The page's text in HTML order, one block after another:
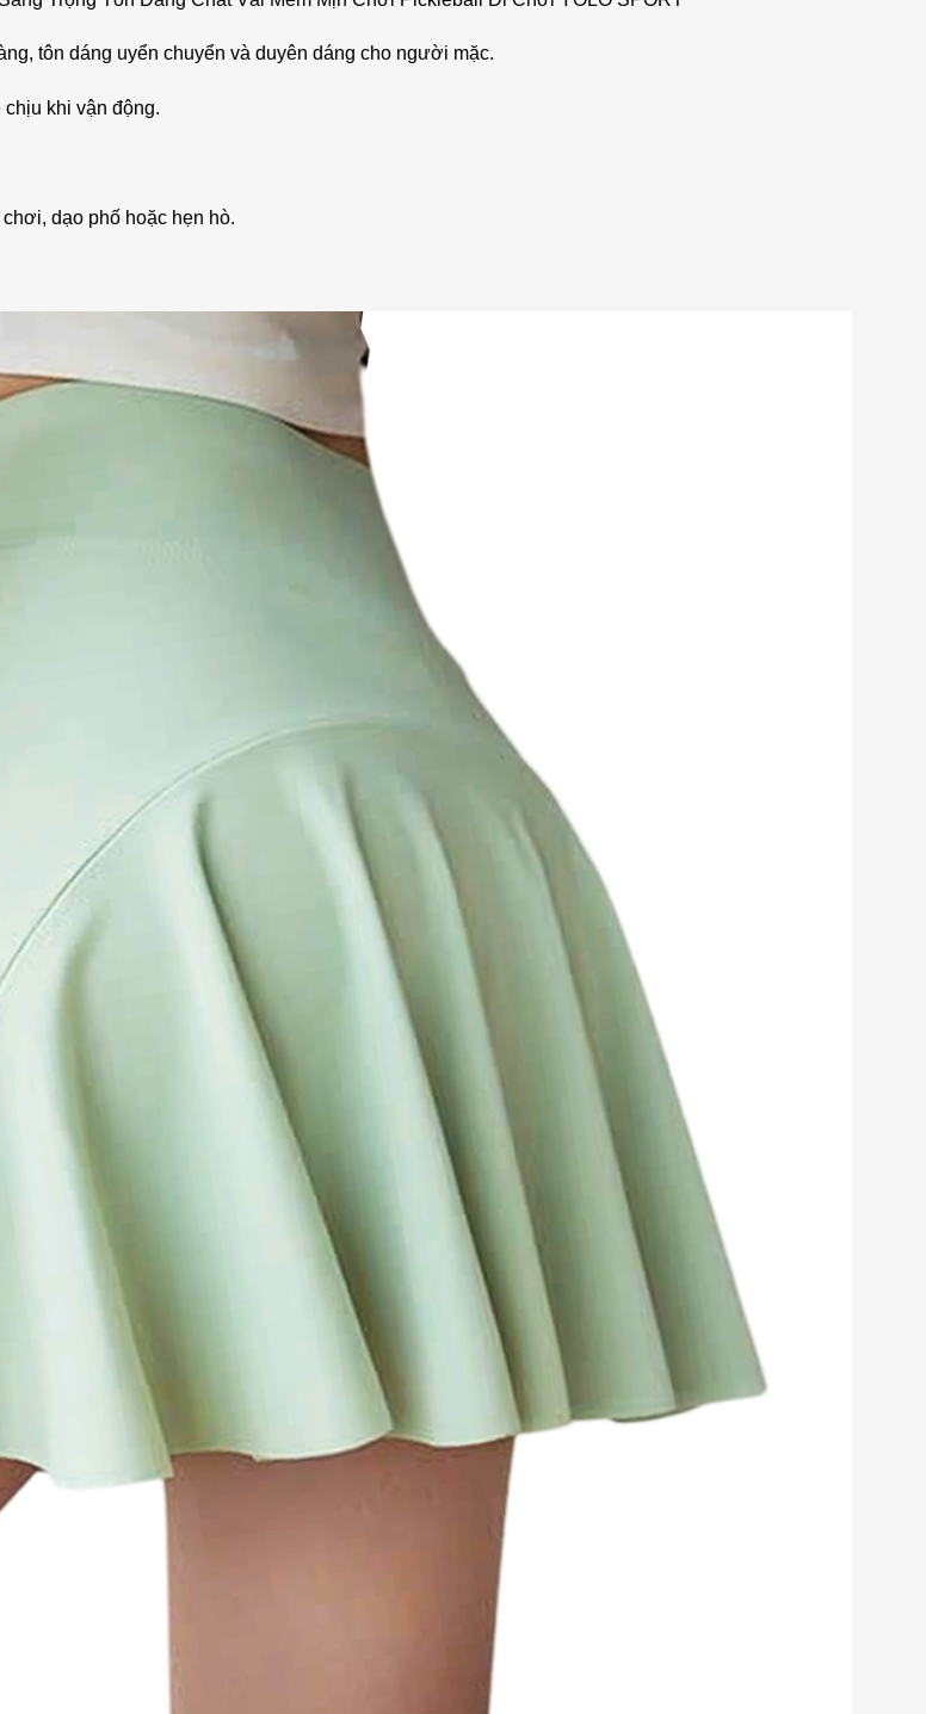
tôn dáng uyển chuyển và duyên dáng cho người mặc.
khi vận động.
dạo phố hoặc hẹn hò.